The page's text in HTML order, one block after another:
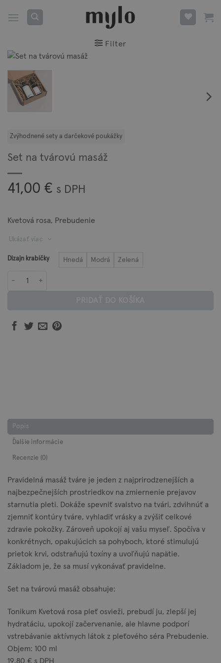
Filter
Set na tvárovú masáž
41,00 € s DPH
Kvetová rosa, Prebudenie
Ukázať viac
Dizajn krabičky Hnedá Modrá Zelená
Popis
Ďalšie informácie
Recenzie (0)
Pravidelná masáž tváre je jeden z najprirodzenejších a
najbezpečnejších prostriedkov na zmiernenie prejavov
starnutia pleti. Dokáže spevniť svalstvo na tvári, zdvihnúť a
zjemniť kontúry tváre, vyhladiť vrásky a zvýšiť celkové
zdravie pokožky. Zároveň upokojí aj vašu myseľ. Spočíva v
konkrétnych, opakujúcich sa pohyboch, ktoré stimulujú
prietok krvi, odstraňujú toxíny a uvoľňujú napätie.
Základom je, že sa musí vykonávať pravidelne.
Set na tvárovú masáž obsahuje:
Tonikum Kvetová rosa pleť osvieži, prebudí ju, zlepší jej
hydratáciu, upokojí začervenanie, ale hlavne podporí
vstrebávanie aktívnych látok z pleťového séra Prebudenie.
Objem: 100 ml
19,80 € s DPH